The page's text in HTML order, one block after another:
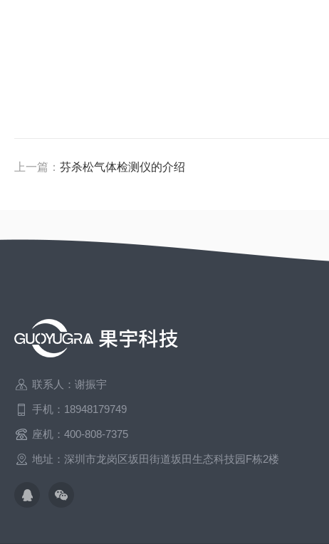
上一篇： 芬杀松气体检测仪的介绍
联系人：谢振宇
手机：18948179749
座机：400-808-7375
地址：深圳市龙岗区坂田街道坂田生态科技园F栋2楼